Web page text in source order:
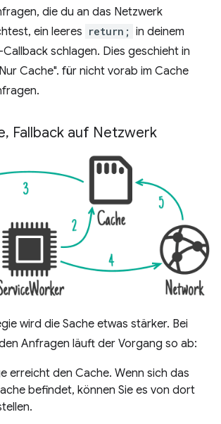
die du an das Netzwerk
ein leeres return; in deinem
schlagen. Dies geschieht in
Cache". für nicht vorab im Cache
, Fallback auf Netzwerk
wird die Sache etwas stärker. Bei
Anfragen läuft der Vorgang so ab:
erreicht den Cache. Wenn sich das
befindet, können Sie es von dort